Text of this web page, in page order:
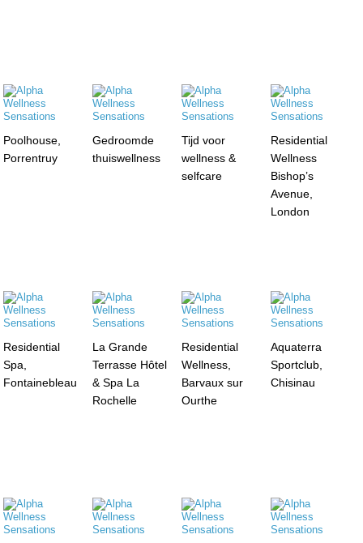
Poolhouse,
Porrentruy
Gedroomde
thuiswellness
Tijd voor
wellness &
selfcare
Residential
Wellness
Bishop’s
Avenue,
London
Residential
Spa,
Fontainebleau
La Grande
Terrasse Hôtel
& Spa La
Rochelle
Residential
Wellness,
Barvaux sur
Ourthe
Aquaterra
Sportclub,
Chisinau